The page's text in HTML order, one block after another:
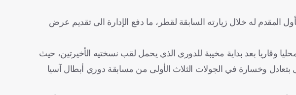
المقدم له خلال زيارته السابقة لقطر، ما دفع الإدارة الى تقديم عرض
وقاريا بعد بداية مخيبة للدوري الذي يحمل لقب نسختيه الأخيرتين، حيث
اكتفى بتعادل وخسارة في الجولات الثلاث الأولى من مسابقة دوري أبطال آسيا